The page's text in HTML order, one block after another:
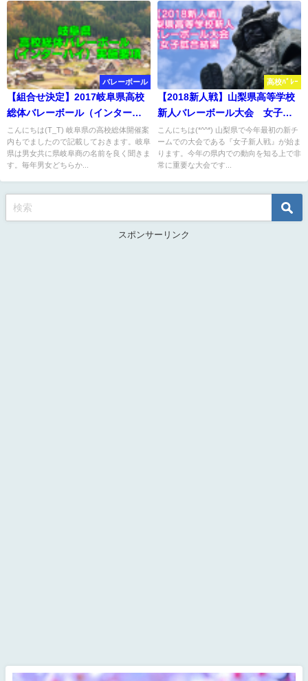
バレーボール
【組合せ決定】2017岐阜県高校
総体バレーボール（インターハ
イ） 実施要項
こんにちは(T_T) 岐阜県の高校総体開催案
内もでましたので記載しておきます。岐阜
県は男女共に県岐阜商の名前を良く聞きま
す。毎年男女どちらか...
高校ﾊﾞﾚｰ
【2018新人戦】山梨県高等学校
新人バレーボール大会 女子試
合結果
こんにちは(*^^*) 山梨県で今年最初の新チ
ームでの大会である『女子新人戦』が始ま
ります。今年の県内での動向を知る上で非
常に重要な大会です...
スポンサーリンク